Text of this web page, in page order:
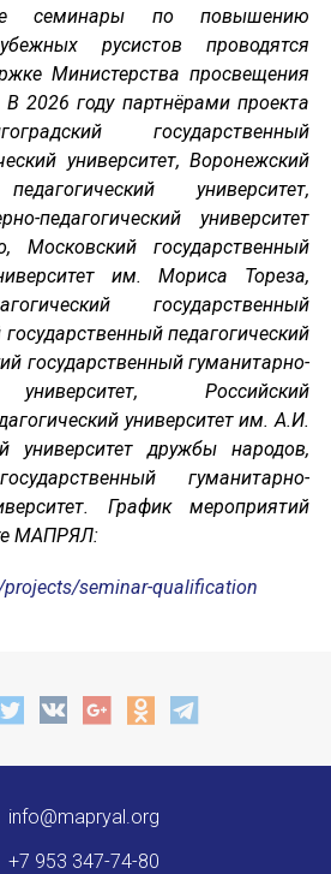
по переводу в Малаге
языковой способности
обзор мероприятий
образовательно-
«Русская литература в
приложение TORFL GO
МАПРЯЛ
74-80
семинары по повышению
русистов проводятся
Министерства просвещения
2026 году партнёрами проекта
государственный
университет, Воронежский
университет,
педагогический университет
Московский государственный
им. Мориса Тореза,
государственный
педагогический
государственный гуманитарно-
университет, Российский
университет им. А.И.
университет дружбы народов,
гуманитарно-
График мероприятий
МАПРЯЛ:
seminar-qualification
info@mapryal.org
+7 953 347-74-80
Отправить